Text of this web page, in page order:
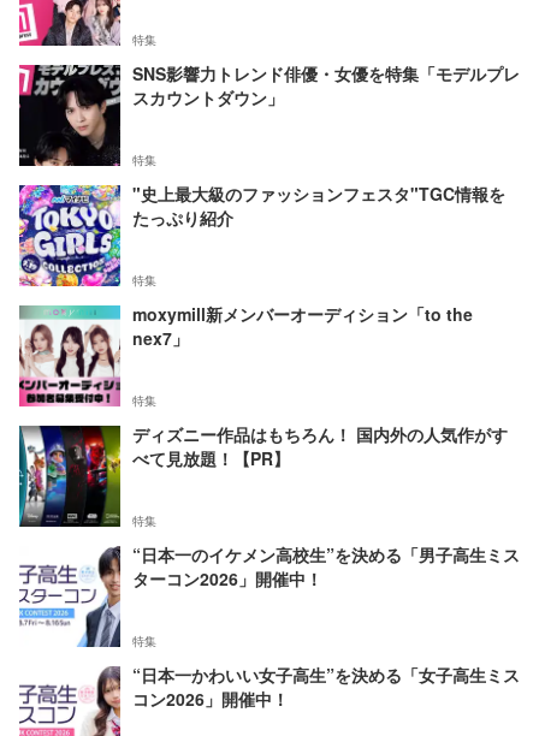
特集
SNS影響力トレンド俳優・女優を特集「モデルプレ
スカウントダウン」
特集
"史上最大級のファッションフェスタ"TGC情報を
たっぷり紹介
特集
moxymill新メンバーオーディション「to the
nex7」
特集
ディズニー作品はもちろん！ 国内外の人気作がす
べて見放題！【PR】
特集
“日本一のイケメン高校生”を決める「男子高生ミス
ターコン2026」開催中！
特集
“日本一かわいい女子高生”を決める「女子高生ミス
コン2026」開催中！